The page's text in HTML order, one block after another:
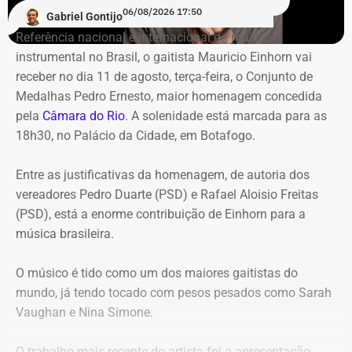
Tribunal classificou o processo decisório como
“negligente e temerário”.
Entre os principais pontos apontados pela auditoria
estão:
Mudança brusca na estratégia de investimento: a
20% logo na primeira reunião da nova gestão,
desrespeitando os estudos técnicos e pareceres da
consultoria financeira contratada, que desaconselhavam
o investimento de longo prazo.
previdenciários por 10 anos em uma instituição que
possuía rating B+ (grau especulativo com alto risco de
inadimplência), violando princípios de segurança e
Gabriel Gontijo06/08/2026 17:50
Referência nacional e internacional da música
instrumental no Brasil, o gaitista Mauricio Einhorn vai
receber no dia 11 de agosto, terça-feira, o Conjunto de
Medalhas Pedro Ernesto, maior homenagem concedida
pela Câmara do Rio. A solenidade está marcada para as
18h30, no Palácio da Cidade, em Botafogo.
Entre as justificativas da homenagem, de autoria dos
vereadores Pedro Duarte (PSD) e Rafael Aloisio Freitas
(PSD), está a enorme contribuição de Einhorn para a
música brasileira.
O músico é tido como um dos maiores gaitistas do
mundo, já tendo tocado com pesos pesados como Sarah
Vaughan e Nina Simone.